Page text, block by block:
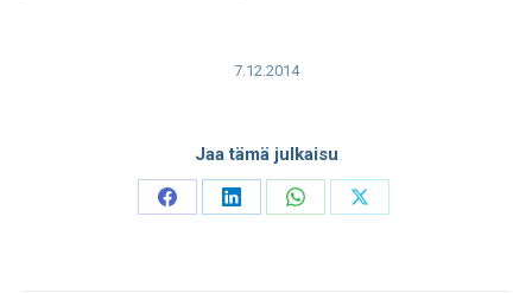
7.12.2014
Jaa tämä julkaisu
Share
Share
Share
Share